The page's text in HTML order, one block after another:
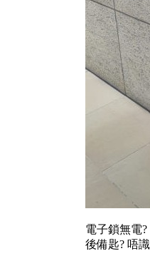
電子鎖無電
後備匙? 唔